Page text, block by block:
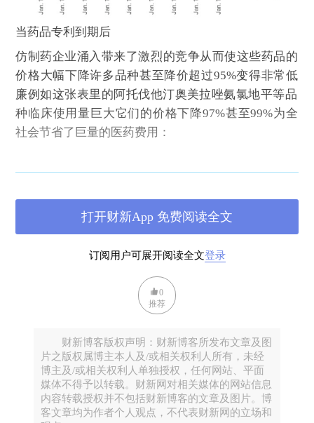
当药品专利到期后
仿制药企业涌入 ，
带来了激烈的竞争，
从而使这些药品的
价格大幅下降，
许多品种甚至降价超过95%，
变得非常低
廉。
例如，
这张表里的阿托伐他汀、
奥美拉唑、
氨氯地平等品
种临床使用量巨大，
它们的价格下降97%甚至99%为全
社会节省了巨量的医药费用 ：
正因为此，
仿制药为美国节省了数以千亿美元计的药品
费用开支：
订阅用户可展开阅读全文登录
打开财新App 免费阅读全文
0
推荐
财新博客版权声明：财新博客所发布文章及图
片之版权属博主本人及/或相关权利人所有，未经
博主及/或相关权利人单独授权，任何网站、平面
媒体不得予以转载。财新网对相关媒体的网站信息
内容转载授权并不包括财新博客的文章及图片。博
客文章均为作者个人观点，不代表财新网的立场和